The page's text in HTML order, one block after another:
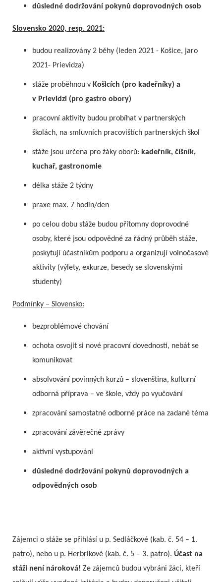
důsledné dodržování pokynů doprovodných osob
Slovensko 2020, resp. 2021:
budou realizovány 2 běhy (leden 2021 - Košice, jaro
2021- Prievidza)
stáže proběhnou v Košicích (pro kadeřníky) a
v Prievidzi (pro gastro obory)
pracovní aktivity budou probíhat v partnerských
školách, na smluvních pracovištích partnerských škol
stáže jsou určena pro žáky oborů: kadeřník, číšník,
kuchař, gastronomie
délka stáže 2 týdny
praxe max. 7 hodin/den
po celou dobu stáže budou přítomny doprovodné
osoby, které jsou odpovědné za řádný průběh stáže,
poskytují účastníkům podporu a organizují volnočasové
aktivity (výlety, exkurze, besedy se slovenskými
studenty)
Podmínky – Slovensko:
bezproblémové chování
ochota osvojit si nové pracovní dovednosti, nebát se
komunikovat
absolvování povinných kurzů – slovenština, kulturní
odborná příprava – ve škole, vždy po vyučování
zpracování samostatné odborné práce na zadané téma
zpracování závěrečné zprávy
aktivní vystupování
důsledné dodržování pokynů doprovodných a
odpovědných osob
Zájemci o stáže se přihlásí u p. Sedláčkové (kab. č. 54 – 1.
patro), nebo u p. Herbrikové (kab. č. 5 – 3. patro). Účast na
stáži není nároková! Ze zájemců budou vybráni žáci, kteří